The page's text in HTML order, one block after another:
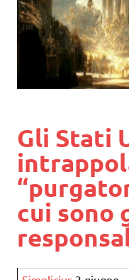
Gli Stati
cui sono